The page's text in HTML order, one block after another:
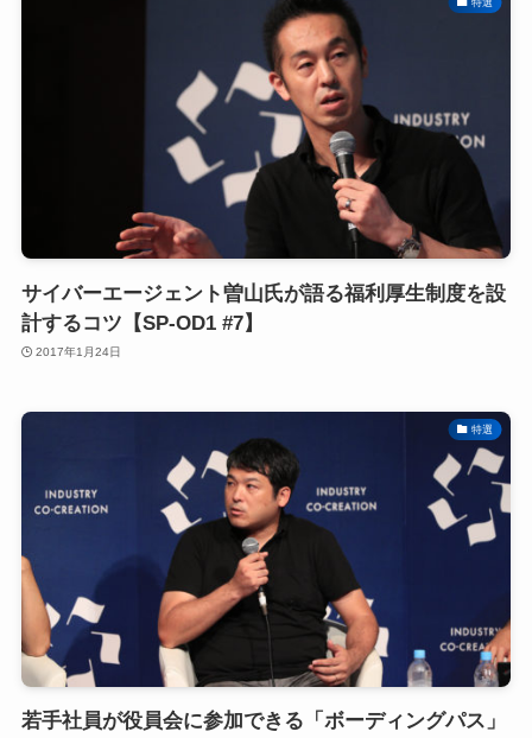
サイバーエージェント曽山氏が語る福利厚生制度を設
計するコツ【SP-OD1 #7】
2017年1月24日
特選
若手社員が役員会に参加できる「ボーディングパス」